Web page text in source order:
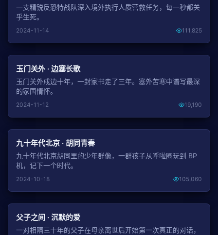
一支精锐反恐特战队深入境外执行人质营救任务，每一秒都关
乎生死。
2024-11-14 111,825
玉门关外 · 边塞长歌
玉门关外戍边十年，一封家书走了三年。塞外苦寒中谱写最深
的家国情怀。
2024-11-12 19,190
九十年代北京 · 胡同青春
九十年代北京胡同里的少年群像，一群孩子从呼啦圈玩到 BP
机，记下一个时代。
2024-10-18 105,060
父子之间 · 沉默的爱
一对相隔三十年的父子在母亲离世后开始第一次真正的对话，